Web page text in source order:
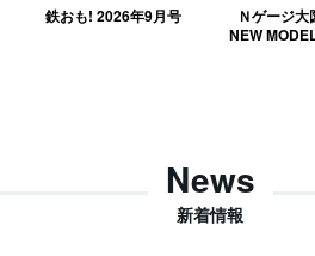
鉄おも! 2026年9月号
Ｎゲージ
NEW
News
新着情報